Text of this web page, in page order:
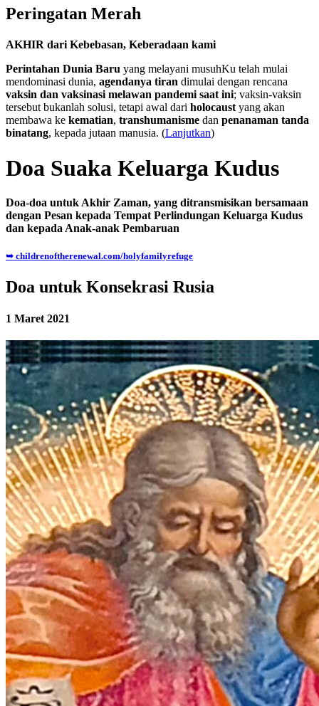
Peringatan Merah
AKHIR dari Kebebasan, Keberadaan kami
Perintahan Dunia Baru yang melayani musuhKu telah mulai
mendominasi dunia, agendanya tiran dimulai dengan rencana
vaksin dan vaksinasi melawan pandemi saat ini; vaksin-vaksin
tersebut bukanlah solusi, tetapi awal dari holocaust yang akan
membawa ke kematian, transhumanisme dan penanaman tanda
binatang, kepada jutaan manusia. (Lanjutkan)
Doa Suaka Keluarga Kudus
Doa-doa untuk Akhir Zaman, yang ditransmisikan bersamaan
dengan Pesan kepada Tempat Perlindungan Keluarga Kudus
dan kepada Anak-anak Pembaruan
➥ childrenoftherenewal.com/holyfamilyrefuge
Doa untuk Konsekrasi Rusia
1 Maret 2021